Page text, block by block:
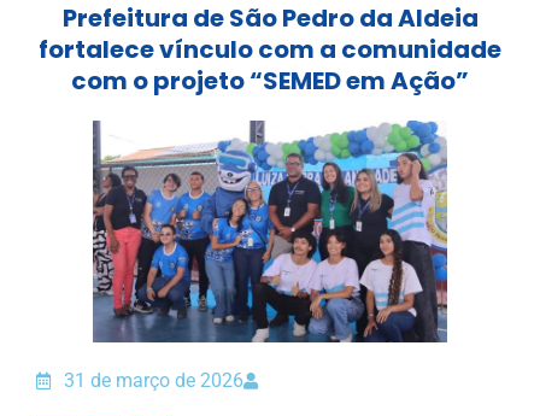
Prefeitura de São Pedro da Aldeia
fortalece vínculo com a comunidade
com o projeto “SEMED em Ação”
31 de março de 2026